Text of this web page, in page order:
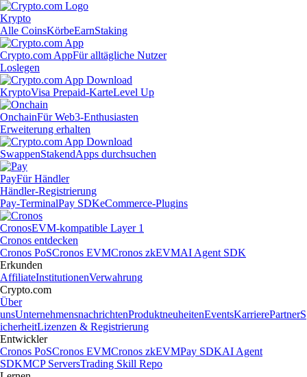
Krypto
Alle CoinsKörbeEarnStaking
Crypto.com AppFür alltägliche Nutzer
Loslegen
KryptoVisa Prepaid-KarteLevel Up
OnchainFür Web3-Enthusiasten
Erweiterung erhalten
SwappenStakendApps durchsuchen
PayFür Händler
Händler-Registrierung
Pay-TerminalPay SDKeCommerce-Plugins
CronosEVM-kompatible Layer 1
Cronos entdecken
Cronos PoSCronos EVMCronos zkEVMAI Agent SDK
Erkunden
AffiliateInstitutionenVerwahrung
Crypto.com
Über
unsUnternehmensnachrichtenProduktneuheitenEventsKarrierePartnerS
icherheitLizenzen & Registrierung
Entwickler
Cronos PoSCronos EVMCronos zkEVMPay SDKAI Agent
SDKMCP ServersTrading Skill Repo